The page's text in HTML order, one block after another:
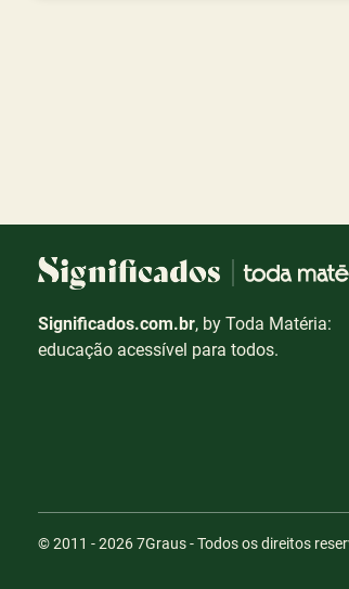
Significados.com.br, by Toda Matéria:
educação acessível para todos.
© 2011 - 20267Graus- Todos os direitos